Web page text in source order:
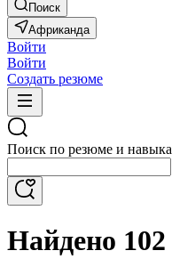
Поиск
Африканда
Войти
Войти
Создать резюме
Поиск по резюме и
Найдено